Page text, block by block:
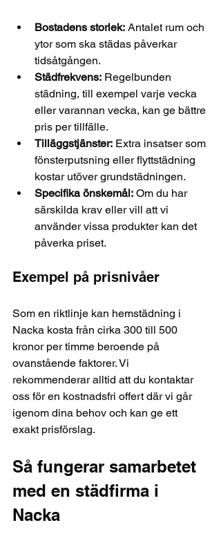
Bostadens storlek: Antalet rum och
ytor som ska städas påverkar
tidsåtgången.
Städfrekvens: Regelbunden
städning, till exempel varje vecka
eller varannan vecka, kan ge bättre
pris per tillfälle.
Tilläggstjänster: Extra insatser som
fönsterputsning eller flyttstädning
kostar utöver grundstädningen.
Specifika önskemål: Om du har
särskilda krav eller vill att vi
använder vissa produkter kan det
påverka priset.
Exempel på prisnivåer
Som en riktlinje kan hemstädning i
Nacka kosta från cirka 300 till 500
kronor per timme beroende på
ovanstående faktorer. Vi
rekommenderar alltid att du kontaktar
oss för en kostnadsfri offert där vi går
igenom dina behov och kan ge ett
exakt prisförslag.
Så fungerar samarbetet
med en städfirma i
Nacka